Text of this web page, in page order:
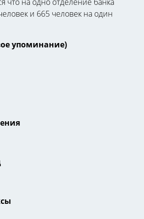
что на одно отделение банка
и 665 человек на один
упоминание)